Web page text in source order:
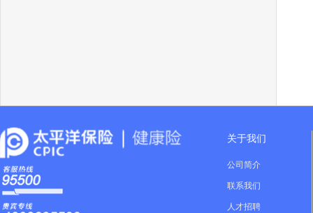
关于我们
公司简介
联系我们
人才招聘